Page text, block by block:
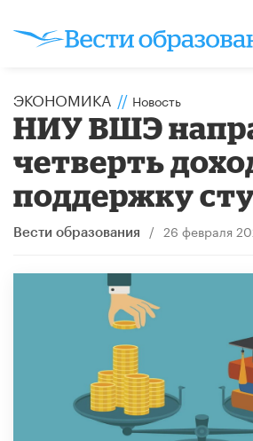
ЭКОНОМИКА // Новость
НИУ ВШЭ
четверть
поддержку
Вести образования / 26 февраля